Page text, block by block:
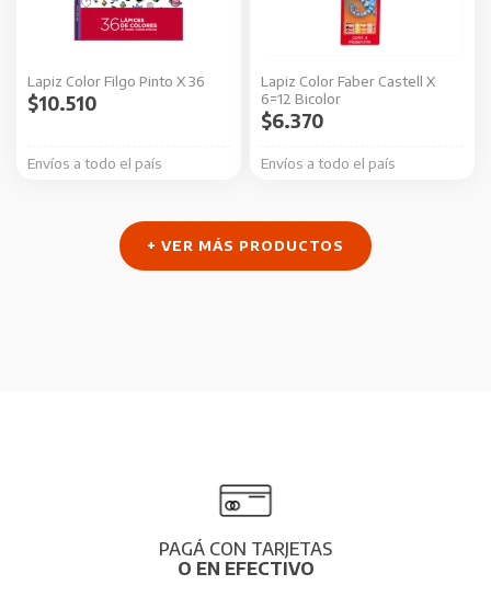
Lapiz Color Filgo Pinto X 36
Envíos a todo el país
$10.510
Lapiz Color Faber Castell X
6=12 Bicolor
Envíos a todo el país
$6.370
+ VER MÁS PRODUCTOS
PAGÁ CON TARJETAS
O EN EFECTIVO